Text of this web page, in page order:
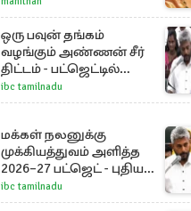
ஒரு பவுன் தங்கம்
வழங்கும் அண்ணன் சீர்
திட்டம் - பட்ஜெட்டில்
அமைச்சர் மரிய வில்சன்
அறிவிப்பு!
ibc tamilnadu
மக்கள் நலனுக்கு
முக்கியத்துவம் அளித்த
2026–27 பட்ஜெட் - புதிய
நலத்திட்டங்கள்
என்னென்ன?
ibc tamilnadu